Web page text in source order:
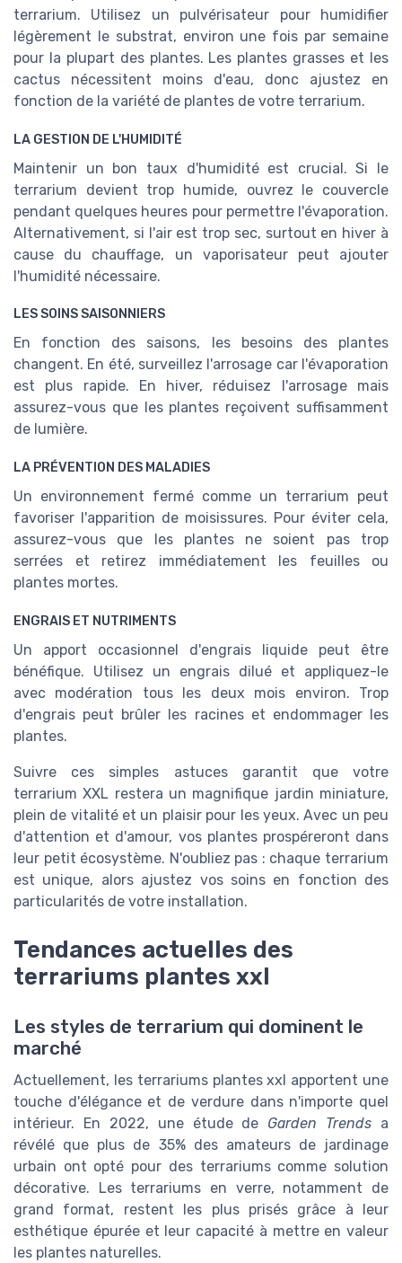
terrarium. Utilisez un pulvérisateur pour humidifier
légèrement le substrat, environ une fois par semaine
pour la plupart des plantes. Les plantes grasses et les
cactus nécessitent moins d'eau, donc ajustez en
fonction de la variété de plantes de votre terrarium.
LA GESTION DE L'HUMIDITÉ
Maintenir un bon taux d'humidité est crucial. Si le
terrarium devient trop humide, ouvrez le couvercle
pendant quelques heures pour permettre l'évaporation.
Alternativement, si l'air est trop sec, surtout en hiver à
cause du chauffage, un vaporisateur peut ajouter
l'humidité nécessaire.
LES SOINS SAISONNIERS
En fonction des saisons, les besoins des plantes
changent. En été, surveillez l'arrosage car l'évaporation
est plus rapide. En hiver, réduisez l'arrosage mais
assurez-vous que les plantes reçoivent suffisamment
de lumière.
LA PRÉVENTION DES MALADIES
Un environnement fermé comme un terrarium peut
favoriser l'apparition de moisissures. Pour éviter cela,
assurez-vous que les plantes ne soient pas trop
serrées et retirez immédiatement les feuilles ou
plantes mortes.
ENGRAIS ET NUTRIMENTS
Un apport occasionnel d'engrais liquide peut être
bénéfique. Utilisez un engrais dilué et appliquez-le
avec modération tous les deux mois environ. Trop
d'engrais peut brûler les racines et endommager les
plantes.
Suivre ces simples astuces garantit que votre
terrarium XXL restera un magnifique jardin miniature,
plein de vitalité et un plaisir pour les yeux. Avec un peu
d'attention et d'amour, vos plantes prospéreront dans
leur petit écosystème. N'oubliez pas : chaque terrarium
est unique, alors ajustez vos soins en fonction des
particularités de votre installation.
Tendances actuelles des
terrariums plantes xxl
Les styles de terrarium qui dominent le
marché
Actuellement, les terrariums plantes xxl apportent une
touche d'élégance et de verdure dans n'importe quel
intérieur. En 2022, une étude de Garden Trends a
révélé que plus de 35% des amateurs de jardinage
urbain ont opté pour des terrariums comme solution
décorative. Les terrariums en verre, notamment de
grand format, restent les plus prisés grâce à leur
esthétique épurée et leur capacité à mettre en valeur
les plantes naturelles.